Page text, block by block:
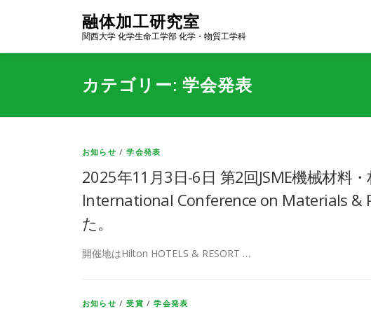
ン
キ
融体加工研究室
関西大学 化学生命工学部 化学・物質工学科
カテゴリー: 学会発表
お知らせ /学会発表
2025年11月3日-6日 第2回JSME機械材料
International Conference on Materials &
た。
開催地はHilton HOTELS & RESORT …
お知らせ /受賞 /学会発表